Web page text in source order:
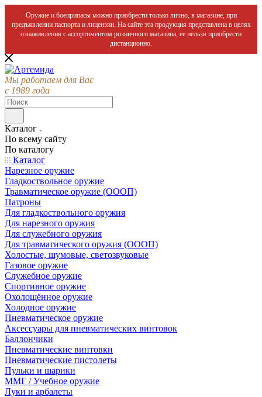
Оружие и боеприпасы можно приобрести только лично, в магазине, при
предъявлении паспорта и лицензии. На сайте эта продукция представлена в целях
ознакомления с ассортиментом розничного магазина, ее нельзя приобрести
дистанционно.
Мы работаем для Вас
с 1989 года
Каталог
По всему сайту
По каталогу
Каталог
Нарезное оружие
Гладкоствольное оружие
Травматическое оружие (ОООП)
Патроны
Для гладкоствольного оружия
Для нарезного оружия
Для служебного оружия
Для травматического оружия (ОООП)
Холостые, шумовые, светозвуковые
Газовое оружие
Служебное оружие
Спортивное оружие
Охолощённое оружие
Холодное оружие
Пневматическое оружие
Аксессуары для пневматических винтовок
Баллончики
Пневматические винтовки
Пневматические пистолеты
Пульки и шарики
ММГ / Учебное оружие
Луки и арбалеты